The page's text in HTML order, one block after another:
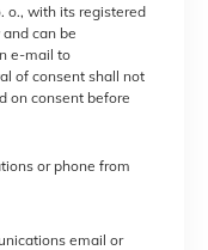
o., with its registered
can be
e-mail to
of consent shall not
on consent before
or phone from
email or